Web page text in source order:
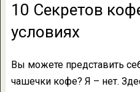
10 Секретов
условиях
Вы можете представить
чашечки кофе? Я – нет.